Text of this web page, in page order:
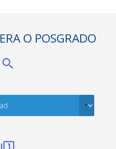
O POSGRADO